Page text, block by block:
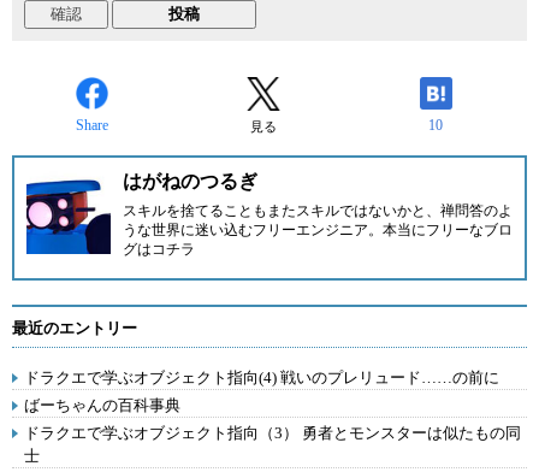
Share 見る 10
はがねのつるぎ
スキルを捨てることもまたスキルではないかと、禅問答のよ
うな世界に迷い込むフリーエンジニア。 本当にフリーなブロ
グはコチラ
最近のエントリー
ドラクエで学ぶオブジェクト指向(4) 戦いのプレリュード……の前に
ばーちゃんの百科事典
ドラクエで学ぶオブジェクト指向（3） 勇者とモンスターは似たもの同
士